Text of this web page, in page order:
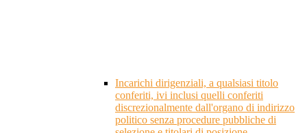
Incarichi dirigenziali, a qualsiasi titolo
conferiti, ivi inclusi quelli conferiti
discrezionalmente dall'organo di indirizzo
politico senza procedure pubbliche di